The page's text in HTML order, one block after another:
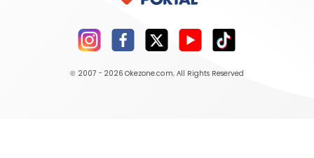
© 2007 - 2026 Okezone.com, All Rights Reserved